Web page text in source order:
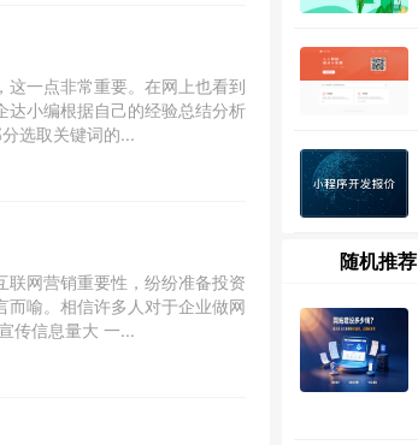
这一点非常重要。在网上也看到
达小编根据自己的经验总结分析
选取关键词的...
联网营销重要性，纷纷准备投资
而喻。相信许多人对于企业做网
传信息量大 一...
随机推荐